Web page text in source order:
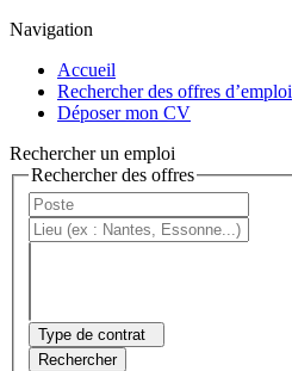
Navigation
Accueil
Rechercher des offres d’emploi
Déposer mon CV
Rechercher un emploi
Rechercher des offres
Type de contrat
Rechercher